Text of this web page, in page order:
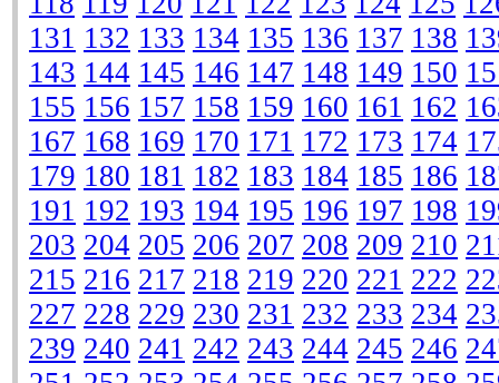
131 132 133 134 135 136 137 138
143 144 145 146 147 148 149 150
155 156 157 158 159 160 161 162
167 168 169 170 171 172 173 174
179 180 181 182 183 184 185 186
191 192 193 194 195 196 197 198
203 204 205 206 207 208 209 210
215 216 217 218 219 220 221 222
227 228 229 230 231 232 233 234
239 240 241 242 243 244 245 246